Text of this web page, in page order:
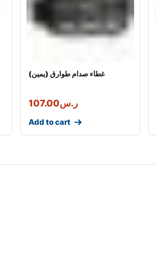
غطاء صدام طوارق (يمين)
ر.س107.00
Add to cart